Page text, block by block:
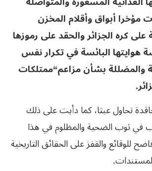
مؤخرا أبواق وأقلام المخزن
على كره الجزائر والحقد على رموزها
هوايتها البائسة في تكرار نفس
والمضللة بشأن مزاعم“ممتلكات
تحاول عبثا، كما دأبت على ذلك
في ثوب الضحية والمظلوم في هذا
للوقائع والقفز على الحقائق التاريخية